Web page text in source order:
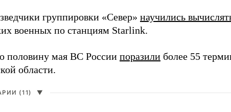
группировки «Север» научились
военных по станциям Starlink.
половину мая ВС России поразили более 55
области.
(11) ▼